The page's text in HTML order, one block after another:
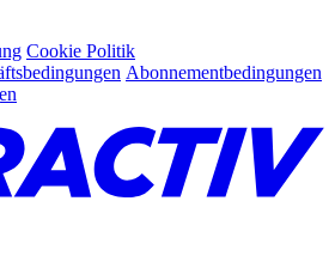
Cookie Politik
Abonnementbedingungen